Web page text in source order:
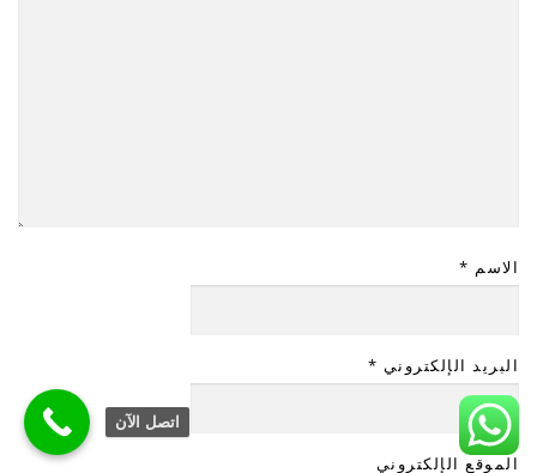
الاسم *
البريد الإلكتروني *
الموقع الإلكتروني
اتصل الآن